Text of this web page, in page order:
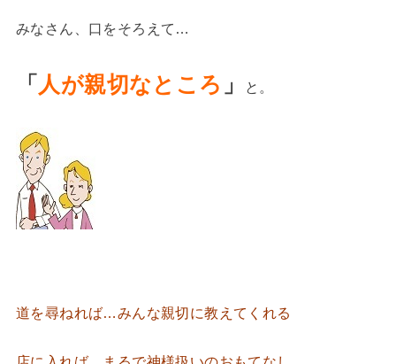
みなさん、口をそろえて…
「 人が親切なところ 」 と。
道を尋ねれば…みんな親切に教えてくれる